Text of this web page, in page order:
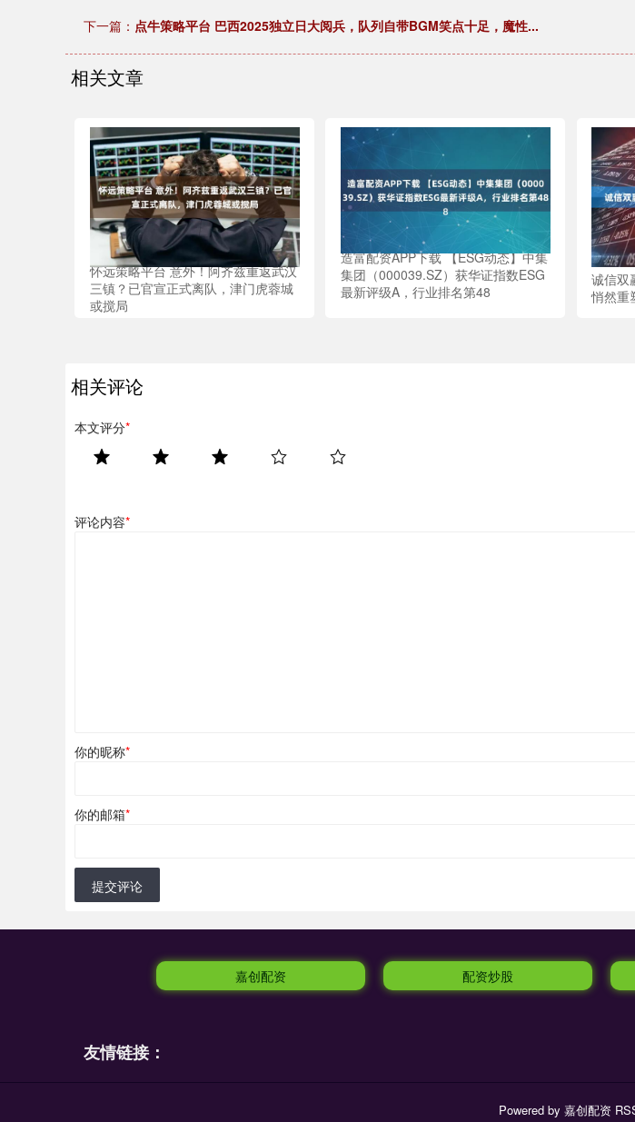
下一篇： 点牛策略平台 巴西2025独立日大阅兵，队列自带BGM笑点十足，魔性...
相关文章
怀远策略平台 意外！阿齐兹重返武汉
三镇？已官宣正式离队，津门虎蓉城
或搅局
造富配资APP下载 【ESG动态】中集
集团（000039.SZ）获华证指数ESG
最新评级A，行业排名第48
诚信双
悄然重
相关评论
本文评分*
评论内容*
你的昵称*
你的邮箱*
提交评论
嘉创配资 配资炒股
友情链接：
Powered by 嘉创配资